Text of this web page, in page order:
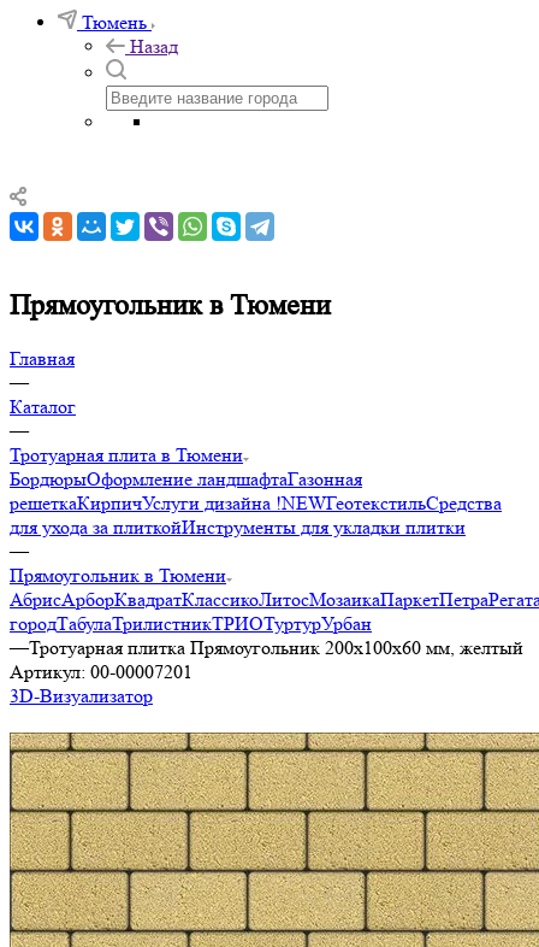
Тюмень
Назад
Прямоугольник в Тюмени
Главная
—
Каталог
—
Тротуарная плита в Тюмени
БордюрыОформление ландшафтаГазонная
решеткаКирпичУслуги дизайна !NEWГеотекстильСредства
для ухода за плиткойИнструменты для укладки плитки
—
Прямоугольник в Тюмени
АбрисАрборКвадратКлассикоЛитосМозаикаПаркетПетра
городТабулаТрилистникТРИОТуртурУрбан
—Тротуарная плитка Прямоугольник 200х100х60 мм, желтый
Артикул: 00-00007201
3D-Визуализатор